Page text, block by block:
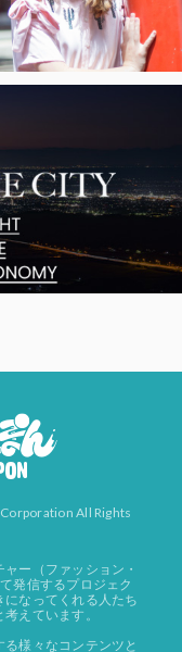
All Rights
ー（ファッション・
発信するプロジェク
になってくれる人たち
えています。
様々なコンテンツと